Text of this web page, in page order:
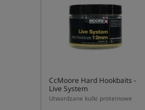
CcMoore Hard Hookbaits -
Live System
Utwardzane kulki proteinowe